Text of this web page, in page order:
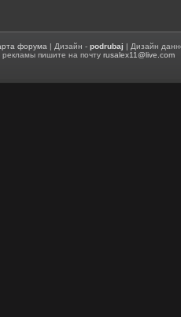
форума | Дизайн -podrubaj | Дизайн
рекламы пишите на почтуrusalex11@live.com